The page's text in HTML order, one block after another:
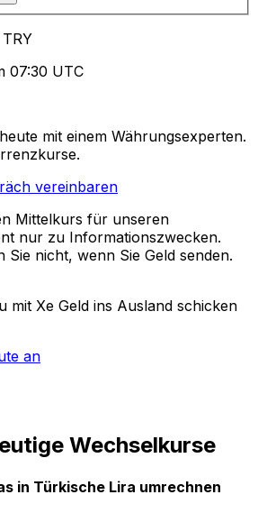
TRY
07:30 UTC
mit einem Währungsexperten.
vereinbaren
Mittelkurs für unseren
nur zu Informationszwecken.
Sie nicht, wenn Sie Geld senden.
mit Xe Geld ins Ausland schicken
an
Wechselkurse
in Türkische Lira umrechnen